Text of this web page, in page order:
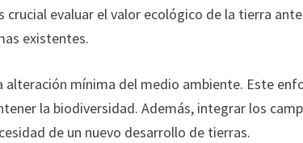
evaluar el valor ecológico de la tierra
existentes.
alteración mínima del medio ambiente. Este
la biodiversidad. Además, integrar los
de un nuevo desarrollo de tierras.